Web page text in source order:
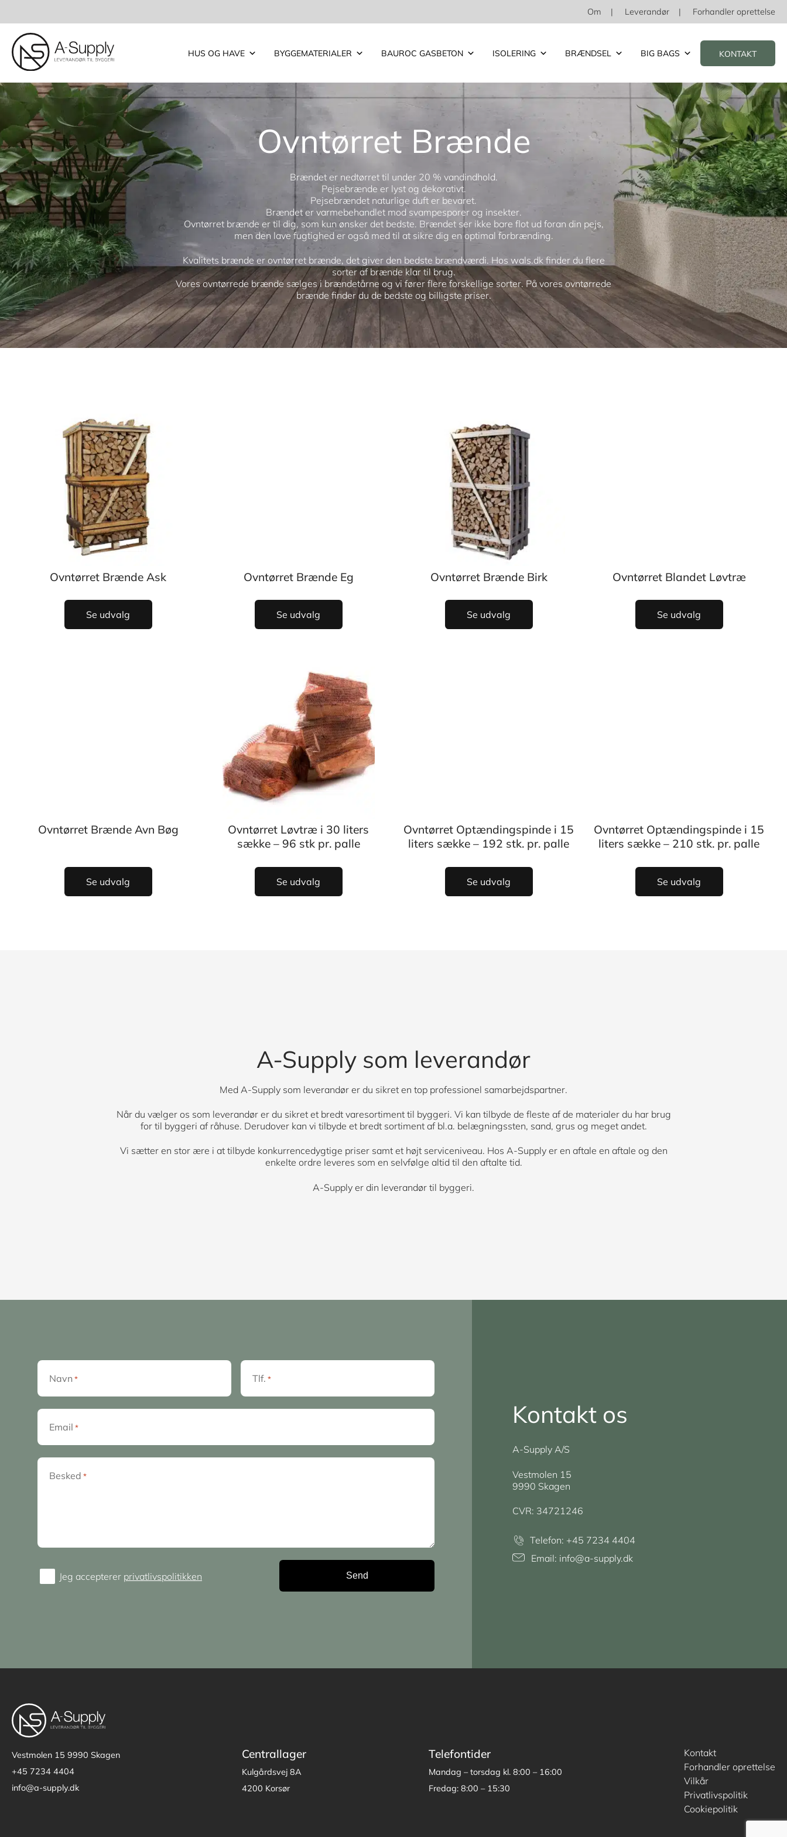
Om Leverandør Forhandler oprettelse
HUS OG HAVE BYGGEMATERIALER BAUROC GASBETON ISOLERING BRÆNDSEL BIG BAGS KONTAKT
Ovntørret Brænde
Brændet er nedtørret til under 20 % vandindhold.
Pejsebrænde er lyst og dekorativt.
Pejsebrændet naturlige duft er bevaret.
Brændet er varmebehandlet mod svampesporer og insekter.
Ovntørret brænde er til dig, som kun ønsker det bedste. Brændet ser ikke bare flot ud foran din pejs,
men den lave fugtighed er også med til at sikre dig en optimal forbrænding.
Kvalitets brænde er ovntørret brænde, det giver den bedste brændværdi. Hos wals.dk finder du flere
sorter af brænde klar til brug.
Vores ovntørrede brænde sælges i brændetårne og vi fører flere forskellige sorter. På vores ovntørrede
brænde finder du de bedste og billigste priser.
Ovntørret Brænde Ask
Se udvalg
Ovntørret Brænde Eg
Se udvalg
Ovntørret Brænde Birk
Se udvalg
Ovntørret Blandet Løvtræ
Se udvalg
Ovntørret Brænde Avn Bøg
Se udvalg
Ovntørret Løvtræ i 30 liters
sække – 96 stk pr. palle
Se udvalg
Ovntørret Optændingspinde i 15
liters sække – 192 stk. pr. palle
Se udvalg
Ovntørret Optændingspinde i 15
liters sække – 210 stk. pr. palle
Se udvalg
A-Supply som leverandør
Med A-Supply som leverandør er du sikret en top professionel samarbejdspartner.
Når du vælger os som leverandør er du sikret et bredt varesortiment til byggeri. Vi kan tilbyde de fleste af de materialer du har brug
for til byggeri af råhuse. Derudover kan vi tilbyde et bredt sortiment af bl.a. belægningssten, sand, grus og meget andet.
Vi sætter en stor ære i at tilbyde konkurrencedygtige priser samt et højt serviceniveau. Hos A-Supply er en aftale en aftale og den
enkelte ordre leveres som en selvfølge altid til den aftalte tid.
A-Supply er din leverandør til byggeri.
Navn * Tlf. *
Email *
Besked *
ConsentJeg accepterer privatlivspolitikken
Kontakt os
A-Supply A/S
Vestmolen 15
9990 Skagen
CVR: 34721246
Telefon: +45 7234 4404
Email: info@a-supply.dk
Vestmolen 15 9990 Skagen
+45 7234 4404
info@a-supply.dk
Centrallager
Kulgårdsvej 8A
4200 Korsør
Telefontider
Mandag – torsdag kl. 8:00 – 16:00
Fredag: 8:00 – 15:30
Kontakt
Forhandler oprettelse
Vilkår
Privatlivspolitik
Cookiepolitik